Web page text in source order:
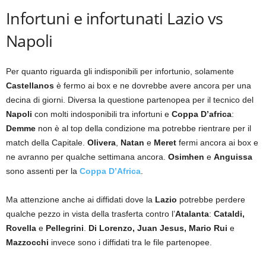
Infortuni e infortunati Lazio vs
Napoli
Per quanto riguarda gli indisponibili per infortunio, solamente
Castellanos è fermo ai box e ne dovrebbe avere ancora per una
decina di giorni. Diversa la questione partenopea per il tecnico del
Napoli con molti indosponibili tra infortuni e Coppa D’africa:
Demme non è al top della condizione ma potrebbe rientrare per il
match della Capitale. Olivera Natan e Meret fermi ancora ai box e
ne avranno per qualche settimana ancora. Osimhen e Anguissa
sono assenti per la Coppa D’Africa
Ma attenzione anche ai diffidati dove la Lazio potrebbe perdere
qualche pezzo in vista della trasferta contro l’Atalanta: Cataldi,
Rovella e Pellegrini Di Lorenzo, Juan Jesus, Mario Rui e
Mazzocchi invece sono i diffidati tra le file partenopee.